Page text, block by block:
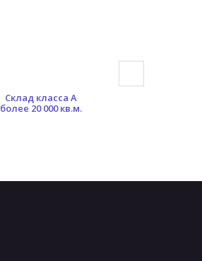
Склад класса А
более 20 000 кв.м.